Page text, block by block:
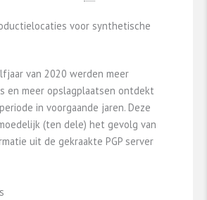
voor synthetische
van 2020 werden meer
en meer opslagplaatsen ontdekt
in voorgaande jaren. Deze
(ten dele) het gevolg van
uit de gekraakte PGP server